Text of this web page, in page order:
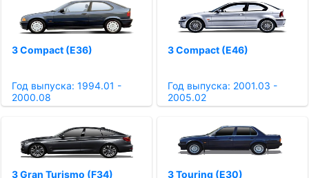
3 Compact (E36)
Год выпуска: 1994.01 -
2000.08
3 Compact (E46)
Год выпуска: 2001.03 -
2005.02
3 Gran Turismo (F34) 3 Touring (E30)